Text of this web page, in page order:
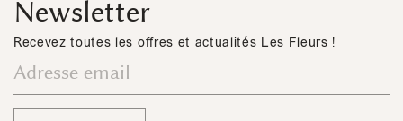
Newsletter
Recevez toutes les offres et actualités Les Fleurs !